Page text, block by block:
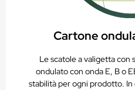
Cartone
Le scatole a valigetta con
ondulato con onda E, B o
stabilità per ogni prodotto.